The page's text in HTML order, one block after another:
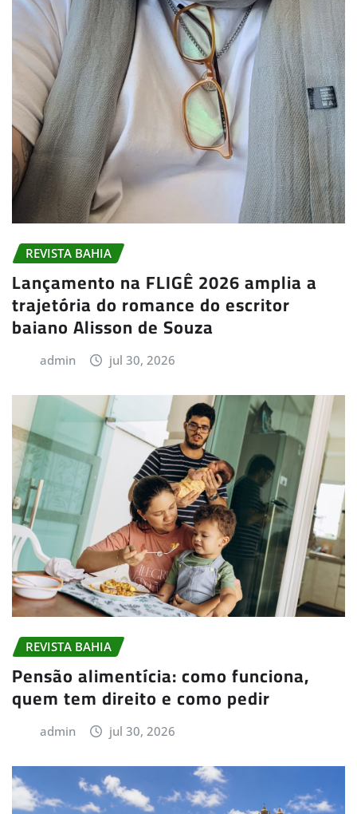
REVISTA BAHIA
Lançamento na FLIGÊ 2026 amplia a
trajetória do romance do escritor
baiano Alisson de Souza
admin jul 30, 2026
REVISTA BAHIA
Pensão alimentícia: como funciona,
quem tem direito e como pedir
admin jul 30, 2026